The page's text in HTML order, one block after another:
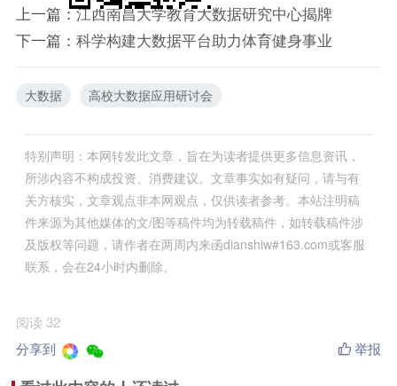
上一篇：江西南昌大学教育大数据研究中心揭牌
下一篇： 科学构建大数据平台助力体育健身事业
大数据 高校大数据应用研讨会
特别声明：本网转发此文章，旨在为读者提供更多信息资讯，
所涉内容不构成投资、消费建议。文章事实如有疑问，请与有
关方核实，文章观点非本网观点，仅供读者参考。本站注明稿
件来源为其他媒体的文/图等稿件均为转载稿件，如转载稿件涉
及版权等问题，请作者在两周内来函dianshiw#163.com或客服
联系，会在24小时内删除。
阅读 32
分享到
举报